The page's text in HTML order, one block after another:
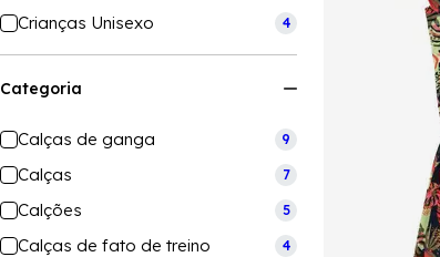
Crianças Unisexo 4
Categoria
Calças de ganga 9
Calças 7
Calções 5
Calças de fato de treino 4